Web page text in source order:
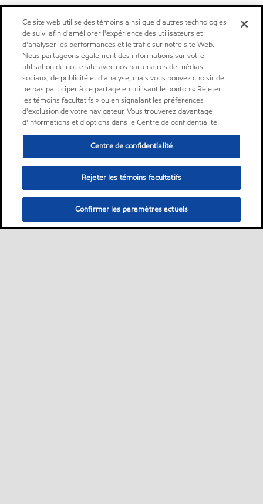
Ce site web utilise des témoins ainsi que d'autres technologies
de suivi afin d'améliorer l'expérience des utilisateurs et
d'analyser les performances et le trafic sur notre site Web.
Nous partageons également des informations sur votre
utilisation de notre site avec nos partenaires de médias
sociaux, de publicité et d'analyse, mais vous pouvez choisir de
ne pas participer à ce partage en utilisant le bouton « Rejeter
les témoins facultatifs » ou en signalant les préférences
d'exclusion de votre navigateur. Vous trouverez davantage
d'informations et d'options dans le Centre de confidentialité.
Centre de confidentialité
Rejeter les témoins facultatifs
Confirmer les paramètres actuels